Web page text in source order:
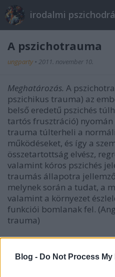
Blog - Do Not Process
A pszichotrauma
ungparty • 2011. november 10.
Meghatározás. A
pszichikus trauma) az
belső eredetű pszichés
tartós frusztráció)
trauma túlterheli a
működéseket, és így a
összetartottság elvész,
valamint kóros pszichés
traumás állapotra
melynek során a tudat, a
valamint a környezet
funkciói bomlanak fel.
trauma)
A traumaterápia (a
sorban a pszichotrauma
kezelését, lehetőség